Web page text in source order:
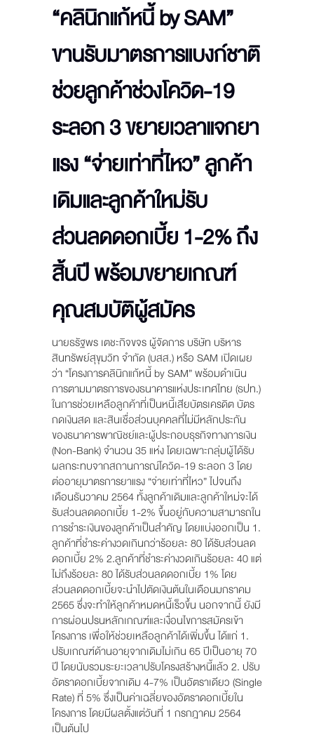
“คลินิกแก้หนี้ by SAM”
ขานรับมาตรการแบงก์ชาติ
ช่วยลูกค้าช่วงโควิด-19
ระลอก 3 ขยายเวลาแจกยา
แรง “จ่ายเท่าที่ไหว” ลูกค้า
เดิมและลูกค้าใหม่รับ
ส่วนลดดอกเบี้ย 1-2% ถึง
สิ้นปี พร้อมขยายเกณฑ์
คุณสมบัติผู้สมัคร
นายธรัฐพร เตชะกิจขจร ผู้จัดการ บริษัท บริหาร
สินทรัพย์สุขุมวิท จำกัด (บสส.) หรือ SAM เปิดเผย
ว่า “โครงการคลินิกแก้หนี้ by SAM” พร้อมดำเนิน
การตามมาตรการของธนาคารแห่งประเทศไทย (ธปท.)
ในการช่วยเหลือลูกค้าที่เป็นหนี้เสียบัตรเครดิต บัตร
กดเงินสด และสินเชื่อส่วนบุคคลที่ไม่มีหลักประกัน
ของธนาคารพาณิชย์และผู้ประกอบธุรกิจทางการเงิน
(Non-Bank) จำนวน 35 แห่ง โดยเฉพาะกลุ่มผู้ได้รับ
ผลกระทบจากสถานการณ์โควิด-19 ระลอก 3 โดย
ต่ออายุมาตรการยาแรง “จ่ายเท่าที่ไหว” ไปจนถึง
เดือนธันวาคม 2564 ทั้งลูกค้าเดิมและลูกค้าใหม่จะได้
รับส่วนลดดอกเบี้ย 1-2% ขึ้นอยู่กับความสามารถใน
การชำระเงินของลูกค้าเป็นสำคัญ โดยแบ่งออกเป็น 1.
ลูกค้าที่ชำระค่างวดเกินกว่าร้อยละ 80 ได้รับส่วนลด
ดอกเบี้ย 2% 2.ลูกค้าที่ชำระค่างวดเกินร้อยละ 40 แต่
ไม่ถึงร้อยละ 80 ได้รับส่วนลดดอกเบี้ย 1% โดย
ส่วนลดดอกเบี้ยจะนำไปตัดเงินต้นในเดือนมกราคม
2565 ซึ่งจะทำให้ลูกค้าหมดหนี้เร็วขึ้น นอกจากนี้ ยังมี
การผ่อนปรนหลักเกณฑ์และเงื่อนไขการสมัครเข้า
โครงการ เพื่อให้ช่วยเหลือลูกค้าได้เพิ่มขึ้น ได้แก่ 1.
ปรับเกณฑ์ด้านอายุจากเดิมไม่เกิน 65 ปีเป็นอายุ 70
ปี โดยนับรวมระยะเวลาปรับโครงสร้างหนี้แล้ว 2. ปรับ
อัตราดอกเบี้ยจากเดิม 4-7% เป็นอัตราเดียว (Single
Rate) ที่ 5% ซึ่งเป็นค่าเฉลี่ยของอัตราดอกเบี้ยใน
โครงการ โดยมีผลตั้งแต่วันที่ 1 กรกฎาคม 2564
เป็นต้นไป